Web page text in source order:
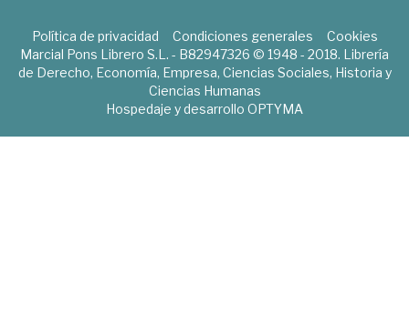
Política de privacidad Condiciones generales
Cookies
Marcial Pons Librero S.L. - B82947326 © 1948 - 2018. Librería
de Derecho, Economía, Empresa, Ciencias Sociales, Historia y
Ciencias Humanas
Hospedaje y desarrollo OPTYMA